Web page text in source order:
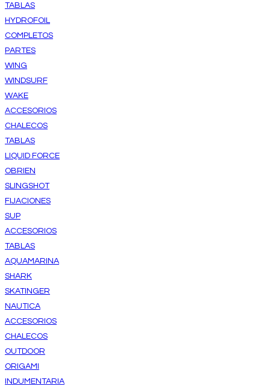
TABLAS
HYDROFOIL
COMPLETOS
PARTES
WING
WINDSURF
WAKE
ACCESORIOS
CHALECOS
TABLAS
LIQUID FORCE
OBRIEN
SLINGSHOT
FIJACIONES
SUP
ACCESORIOS
TABLAS
AQUAMARINA
SHARK
SKATINGER
NAUTICA
ACCESORIOS
CHALECOS
OUTDOOR
ORIGAMI
INDUMENTARIA